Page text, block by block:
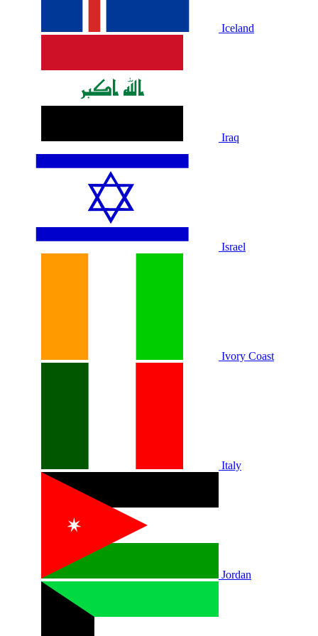
Iceland
Iraq
Israel
Ivory Coast
Italy
Jordan